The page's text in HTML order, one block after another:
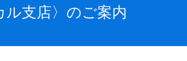
支店〉のご案内